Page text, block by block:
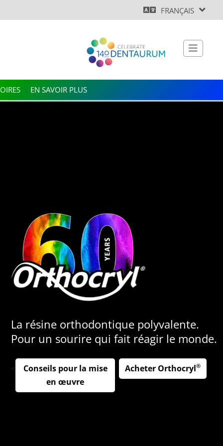
FRANÇAIS
EN SAVOIR PLUS
La résine orthodontique polyvalente.
Pour un sourire qui fait réagir le monde.
<
Conseils pour la mise
en œuvre
Acheter Orthocryl®